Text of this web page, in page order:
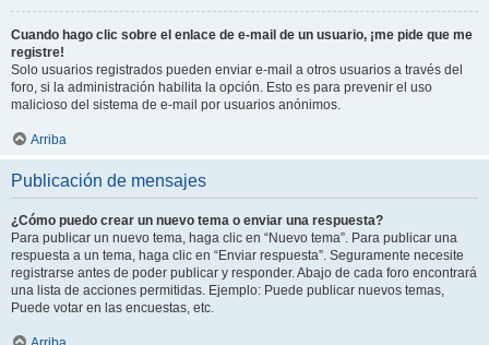
Cuando hago clic sobre el enlace de e-mail de un usuario, ¡me pide que me
registre!
Solo usuarios registrados pueden enviar e-mail a otros usuarios a través del
foro, si la administración habilita la opción. Esto es para prevenir el uso
malicioso del sistema de e-mail por usuarios anónimos.
Arriba
Publicación de mensajes
¿Cómo puedo crear un nuevo tema o enviar una respuesta?
Para publicar un nuevo tema, haga clic en “Nuevo tema”. Para publicar una
respuesta a un tema, haga clic en “Enviar respuesta”. Seguramente necesite
registrarse antes de poder publicar y responder. Abajo de cada foro encontrará
una lista de acciones permitidas. Ejemplo: Puede publicar nuevos temas,
Puede votar en las encuestas, etc.